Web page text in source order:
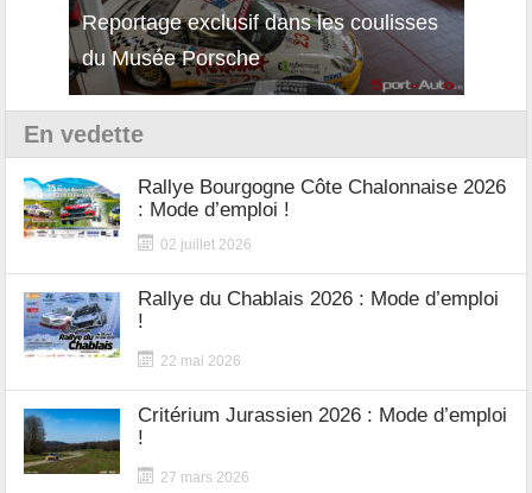
Reportage exclusif dans les coulisses
du Musée Porsche
En vedette
Rallye Bourgogne Côte Chalonnaise 2026
: Mode d’emploi !
02 juillet 2026
Rallye du Chablais 2026 : Mode d’emploi
!
22 mai 2026
Critérium Jurassien 2026 : Mode d’emploi
!
27 mars 2026